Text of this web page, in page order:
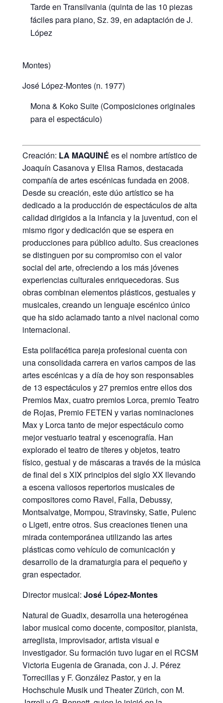
Tarde en Transilvania (quinta de las 10 piezas
fáciles para piano, Sz. 39, en adaptación de J.
López
Montes)
José López-Montes (n. 1977)
Mona & Koko Suite (Composiciones originales
para el espectáculo)
Creación: LA MAQUINÉ es el nombre artístico de
Joaquín Casanova y Elisa Ramos, destacada
compañía de artes escénicas fundada en 2008.
Desde su creación, este dúo artístico se ha
dedicado a la producción de espectáculos de alta
calidad dirigidos a la infancia y la juventud, con el
mismo rigor y dedicación que se espera en
producciones para público adulto. Sus creaciones
se distinguen por su compromiso con el valor
social del arte, ofreciendo a los más jóvenes
experiencias culturales enriquecedoras. Sus
obras combinan elementos plásticos, gestuales y
musicales, creando un lenguaje escénico único
que ha sido aclamado tanto a nivel nacional como
internacional.
Esta polifacética pareja profesional cuenta con
una consolidada carrera en varios campos de las
artes escénicas y a día de hoy son responsables
de 13 espectáculos y 27 premios entre ellos dos
Premios Max, cuatro premios Lorca, premio Teatro
de Rojas, Premio FETEN y varias nominaciones
Max y Lorca tanto de mejor espectáculo como
mejor vestuario teatral y escenografía. Han
explorado el teatro de títeres y objetos, teatro
físico, gestual y de máscaras a través de la música
de final del s XIX principios del siglo XX llevando
a escena valiosos repertorios musicales de
compositores como Ravel, Falla, Debussy,
Montsalvatge, Mompou, Stravinsky, Satie, Pulenc
o Ligeti, entre otros. Sus creaciones tienen una
mirada contemporánea utilizando las artes
plásticas como vehículo de comunicación y
desarrollo de la dramaturgia para el pequeño y
gran espectador.
Director musical: José López-Montes
Natural de Guadix, desarrolla una heterogénea
labor musical como docente, compositor, pianista,
arreglista, improvisador, artista visual e
investigador. Su formación tuvo lugar en el RCSM
Victoria Eugenia de Granada, con J. J. Pérez
Torrecillas y F. González Pastor, y en la
Hochschule Musik und Theater Zürich, con M.